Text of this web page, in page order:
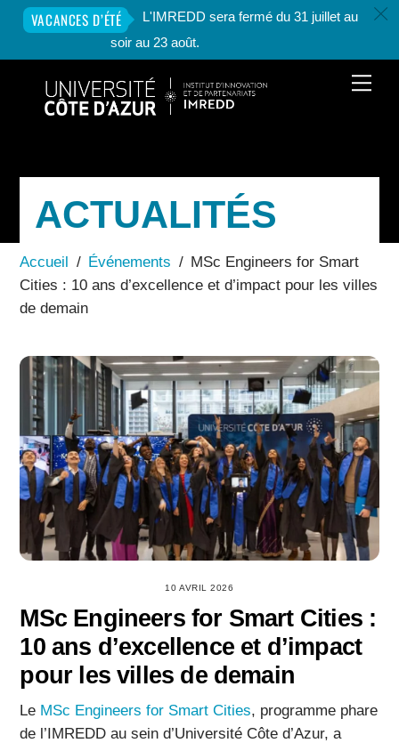
VACANCES D’ÉTÉ
L'IMREDD sera fermé du 31 juillet au
soir au 23 août.
c
content
ACTUALITÉS
Accueil / Événements / MSc Engineers for Smart
Cities : 10 ans d’excellence et d’impact pour les villes
de demain
10 AVRIL 2026
MSc Engineers for Smart Cities :
10 ans d’excellence et d’impact
pour les villes de demain
Le MSc Engineers for Smart Cities, programme phare
de l’IMREDD au sein d’Université Côte d’Azur, a